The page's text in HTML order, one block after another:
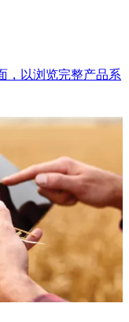
，以浏览完整产品系